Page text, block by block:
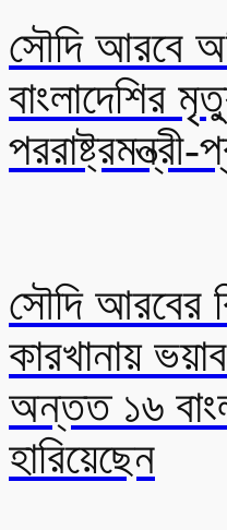
সৌদি আরবে
বাংলাদেশির
সৌদি আরবের
কারখানায়
অন্তত ১৬
হারিয়েছেন